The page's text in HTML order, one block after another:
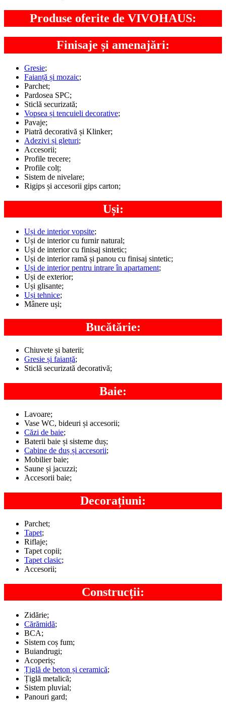
Produse oferite de VIVOHAUS:
Finisaje și amenajări:
Gresie;
Faianță și mozaic;
Parchet;
Pardosea SPC;
Sticlă securizată;
Vopsea și tencuieli decorative;
Pavaje;
Piatră decorativă și Klinker;
Adezivi și gleturi;
Accesorii;
Profile trecere;
Profile colț;
Sistem de nivelare;
Rigips și accesorii gips carton;
Uși:
Uși de interior vopsite;
Uși de interior cu furnir natural;
Uși de interior cu finisaj sintetic;
Uși de interior ramă și panou cu finisaj sintetic;
Uși de interior pentru intrare în apartament;
Uși de exterior;
Uși glisante;
Uși tehnice;
Mânere uși;
Bucătărie:
Chiuvete și baterii;
Gresie și faianță;
Sticlă securizată decorativă;
Baie:
Lavoare;
Vase WC, bideuri și accesorii;
Căzi de baie;
Baterii baie și sisteme duș;
Cabine de duș și accesorii;
Mobilier baie;
Saune și jacuzzi;
Accesorii baie;
Decorațiuni:
Parchet;
Tapet;
Riflaje;
Tapet copii;
Tapet clasic;
Accesorii;
Construcții:
Zidărie;
Cărămidă;
BCA;
Sistem coș fum;
Buiandrugi;
Acoperiș;
Țiglă de beton și ceramică;
Țiglă metalică;
Sistem pluvial;
Panouri gard;